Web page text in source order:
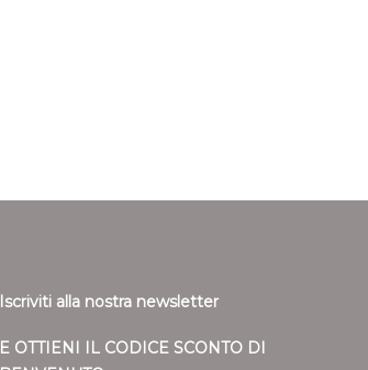
Iscriviti alla nostra newsletter
E OTTIENI IL CODICE SCONTO DI